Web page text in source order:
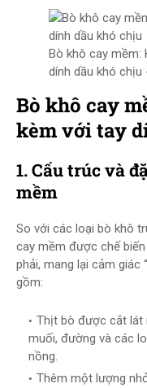
Bò khô cay mềm:
dính dầu khó chịu
Bò khô cay
kèm với tay
1. Cấu trúc và
mềm
So với các loại bò khô
cay mềm được chế
phải, mang lại cảm giác
gồm:
Thịt bò được cắt lát
muối, đường và các
nồng.
Thêm một lượng